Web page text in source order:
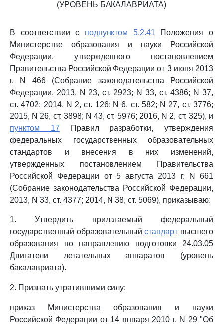
(УРОВЕНЬ БАКАЛАВРИАТА)
В соответствии с подпунктом 5.2.41 Положения о
Министерстве образования и науки Российской
Федерации, утвержденного постановлением
Правительства Российской Федерации от 3 июня 2013
г. N 466 (Собрание законодательства Российской
Федерации, 2013, N 23, ст. 2923; N 33, ст. 4386; N 37,
ст. 4702; 2014, N 2, ст. 126; N 6, ст. 582; N 27, ст. 3776;
2015, N 26, ст. 3898; N 43, ст. 5976; 2016, N 2, ст. 325), и
пунктом 17 Правил разработки, утверждения
федеральных государственных образовательных
стандартов и внесения в них изменений,
утвержденных постановлением Правительства
Российской Федерации от 5 августа 2013 г. N 661
(Собрание законодательства Российской Федерации,
2013, N 33, ст. 4377; 2014, N 38, ст. 5069), приказываю:
1. Утвердить прилагаемый федеральный
государственный образовательныйстандарт высшего
образования по направлению подготовки 24.03.05
Двигатели летательных аппаратов (уровень
бакалавриата).
2. Признать утратившими силу:
приказ Министерства образования и науки
Российской Федерации от 14 января 2010 г. N 29 "Об